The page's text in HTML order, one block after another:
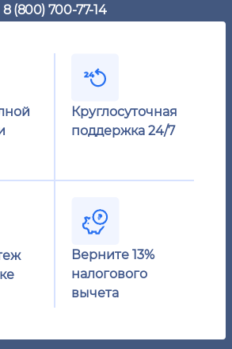
8 (800) 700-77-14
Круглосуточная
поддержка 24/7
Верните 13%
налогового
вычета